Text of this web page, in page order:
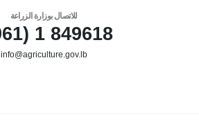
للاتصال بوزارة الزراعة
849618 1 (961)+
info@agriculture.gov.lb